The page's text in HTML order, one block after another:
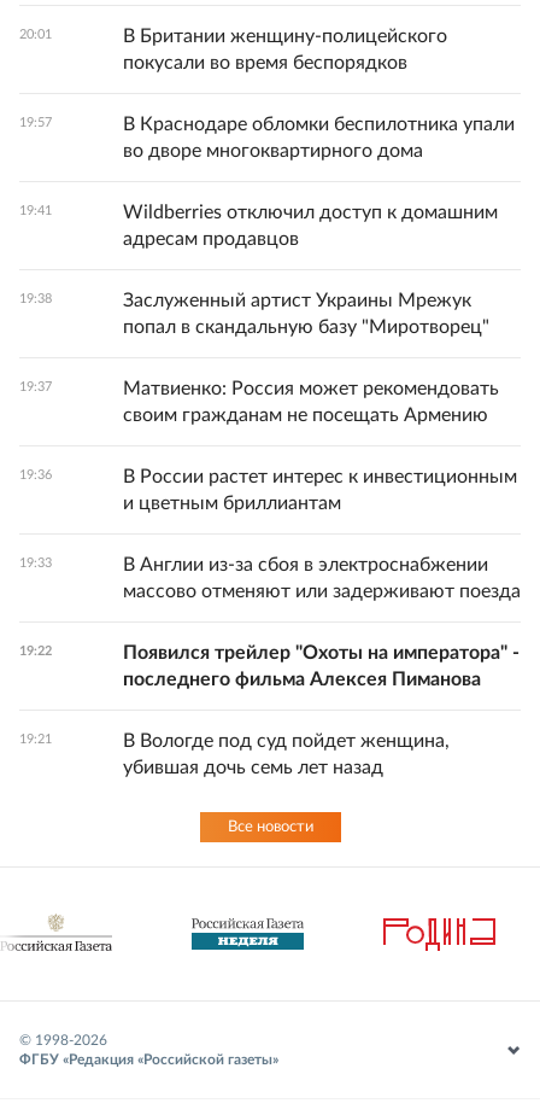
20:01
В Британии женщину-полицейского
покусали во время беспорядков
19:57
В Краснодаре обломки беспилотника упали
во дворе многоквартирного дома
19:41
Wildberries отключил доступ к домашним
адресам продавцов
19:38
Заслуженный артист Украины Мрежук
попал в скандальную базу "Миротворец"
19:37
Матвиенко: Россия может рекомендовать
своим гражданам не посещать Армению
19:36
В России растет интерес к инвестиционным
и цветным бриллиантам
19:33
В Англии из-за сбоя в электроснабжении
массово отменяют или задерживают поезда
19:22
Появился трейлер "Охоты на императора" -
последнего фильма Алексея Пиманова
19:21
В Вологде под суд пойдет женщина,
убившая дочь семь лет назад
Все новости
© 1998-2026
ФГБУ «Редакция «Российской газеты»